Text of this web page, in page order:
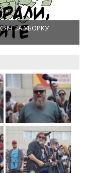
ЗА УБОРКУ